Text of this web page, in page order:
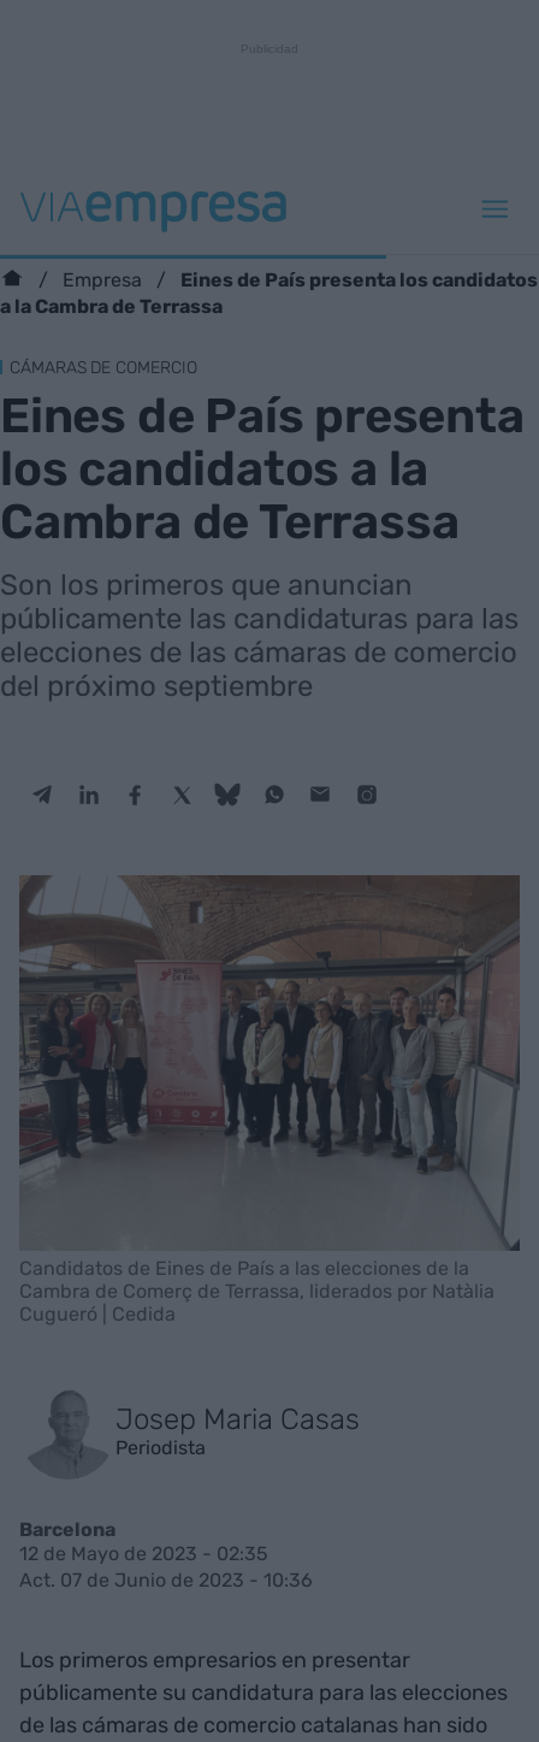
Empresa
Eines de País presenta los candidatos
a la Cambra de Terrassa
CÁMARAS DE COMERCIO
Eines de País presenta
los candidatos a la
Cambra de Terrassa
Son los primeros que anuncian
públicamente las candidaturas para las
elecciones de las cámaras de comercio
del próximo septiembre
Candidatos de Eines de País a las elecciones de la
Cambra de Comerç de Terrassa, liderados por Natàlia
Cugueró | Cedida
Josep Maria Casas
Periodista
Barcelona
12 de Mayo de 2023 - 02:35
Act. 07 de Junio de 2023 - 10:36
Los primeros empresarios en presentar
públicamente su candidatura para las elecciones
de las cámaras de comercio catalanas han sido